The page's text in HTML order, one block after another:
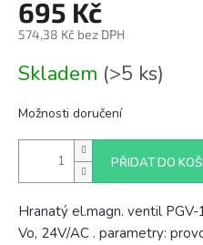
695 Kč
574,38 Kč bez DPH
cena:
Skladem (>5 ks)
Možnosti doručení
PŘIDAT DO
Hranatý el.magn. ventil
Vo, 24V/AC . parametry: